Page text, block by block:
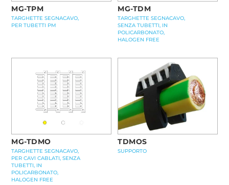
MG-TPM
TARGHETTE SEGNACAVO,
PER TUBETTI PM
MG-TDM
TARGHETTE SEGNACAVO,
SENZA TUBETTI, IN
POLICARBONATO,
HALOGEN FREE
MG-TDMO
TARGHETTE SEGNACAVO,
PER CAVI CABLATI, SENZA
TUBETTI, IN
POLICARBONATO,
HALOGEN FREE
TDMOS
SUPPORTO